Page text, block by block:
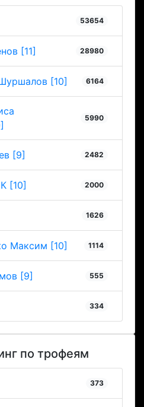
53654
[11] 28980
[10] 6164
5990
[9] 2482
[10] 2000
1626
Максим [10] 1114
[9] 555
334
по трофеям
373